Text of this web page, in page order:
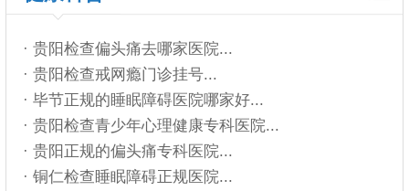
· 贵阳检查偏头痛去哪家医院...
· 贵阳检查戒网瘾门诊挂号...
· 毕节正规的睡眠障碍医院哪家好...
· 贵阳检查青少年心理健康专科医院...
· 贵阳正规的偏头痛专科医院...
· 铜仁检查睡眠障碍正规医院...